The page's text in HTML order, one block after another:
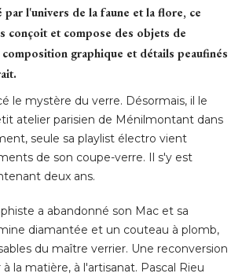
l'univers de la faune et la flore, ce
conçoit et compose des objets de
graphique et détails peaufinés
le mystère du verre. Désormais, il le
atelier parisien de Ménilmontant dans
seule sa playlist électro vient
de son coupe-verre. Il s'y est
deux ans.
a abandonné son Mac et sa
diamantée et un couteau à plomb,
du maître verrier. Une reconversion
la matière, à l'artisanat. Pascal Rieu